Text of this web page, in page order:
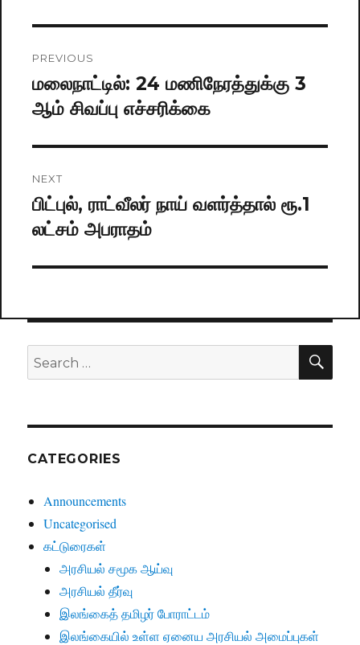
navigation
PREVIOUS
Previous
post:
மலைநாட்டில்: 24 மணிநேரத்துக்கு 3
ஆம் சிவப்பு எச்சரிக்கை
NEXT
Next
post:
பிட்புல், ராட்வீலர் நாய் வளர்த்தால் ரூ.1
லட்சம் அபராதம்
Search
for:
CATEGORIES
Announcements
Uncategorised
கட்டுரைகள்
அரசியல் சமூக ஆய்வு
அரசியல் தீர்வு
இலங்கைத் தமிழர் போராட்டம்
இலங்கையில் உள்ள ஏனைய அரசியல் அமைப்புகள்